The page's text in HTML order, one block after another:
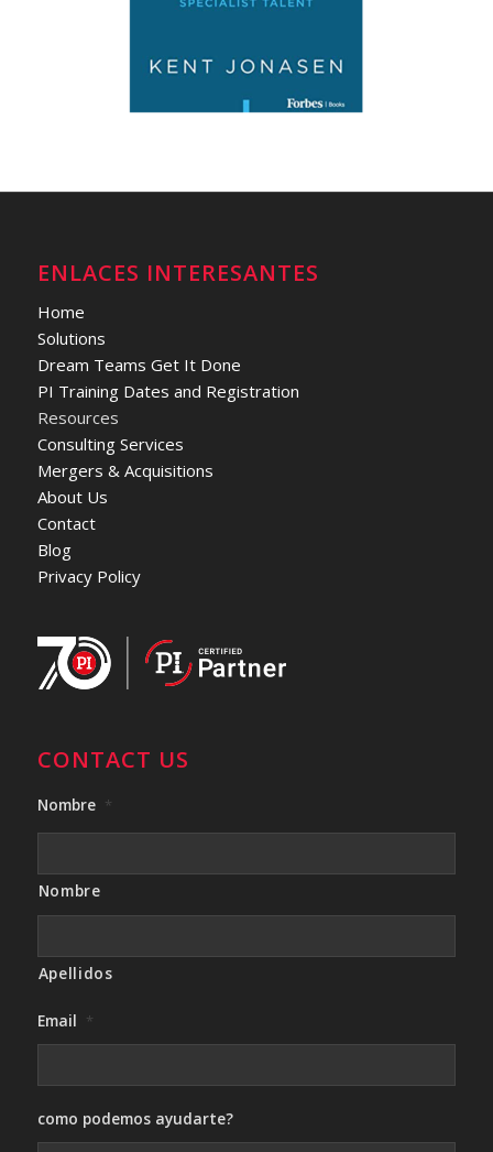
ENLACES INTERESANTES
Home
Solutions
Dream Teams Get It Done
PI Training Dates and Registration
Resources
Consulting Services
Mergers & Acquisitions
About Us
Contact
Blog
Privacy Policy
CONTACT US
Nombre *
Nombre
Apellidos
Email *
como podemos ayudarte?